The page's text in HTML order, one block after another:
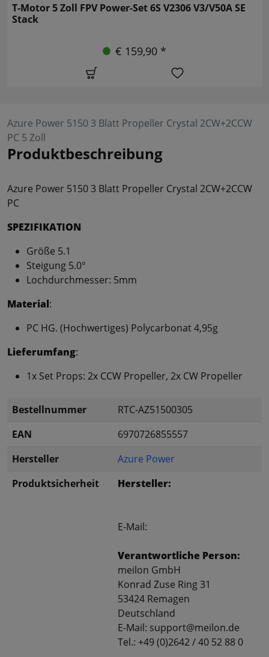
T-Motor 5 Zoll FPV Power-Set 6S V2306 V3/V50A SE
Stack
€ 159,90 *
Azure Power 5150 3 Blatt Propeller Crystal 2CW+2CCW
PC 5 Zoll
Produktbeschreibung
Azure Power 5150 3 Blatt Propeller Crystal 2CW+2CCW
PC
SPEZIFIKATION
Größe 5.1
Steigung 5.0°
Lochdurchmesser: 5mm
Material:
PC HG. (Hochwertiges) Polycarbonat 4,95g
Lieferumfang:
1x Set Props: 2x CCW Propeller, 2x CW Propeller
Bestellnummer
RTC-AZ51500305
EAN
6970726855557
Hersteller
Azure Power
Produktsicherheit
Hersteller:
E-Mail:
Verantwortliche Person:
meilon GmbH
Konrad Zuse Ring 31
53424 Remagen
Deutschland
E-Mail: support@meilon.de
Tel.: +49 (0)2642 / 40 52 88 0